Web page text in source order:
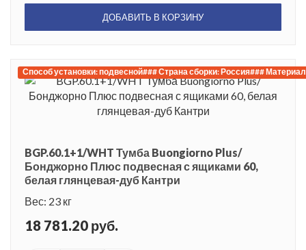
ДОБАВИТЬ В КОРЗИНУ
Способ установки: подвесной### Страна сборки: Россия###
BGP.60.1+1/WHT Тумба Buongiorno Plus/
Бонджорно Плюс подвесная с ящиками 60,
белая глянцевая-дуб Кантри
Вес: 23 кг
18 781.20 руб.